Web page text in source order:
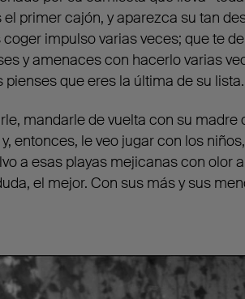
primer cajón, y aparezca su tan
impulso varias veces; que te
y amenaces con hacerlo varias
que eres la última de su lista.
mandarle de vuelta con su madre
entonces, le veo jugar con los
a esas playas mejicanas con olor
el mejor. Con sus más y sus